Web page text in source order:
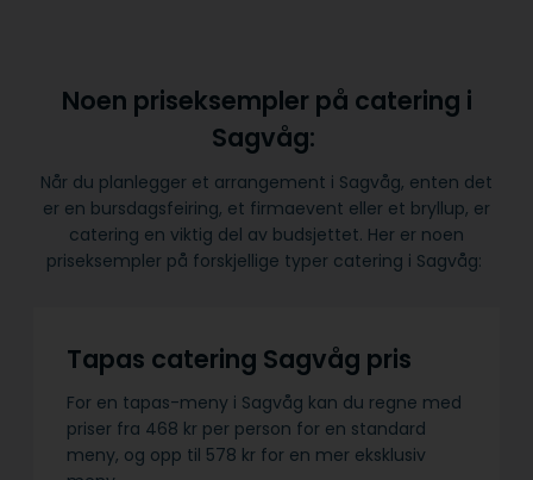
Noen priseksempler på catering i
Sagvåg:
Når du planlegger et arrangement i Sagvåg, enten det
er en bursdagsfeiring, et firmaevent eller et bryllup, er
catering en viktig del av budsjettet. Her er noen
priseksempler på forskjellige typer catering i Sagvåg:
Tapas catering Sagvåg pris
For en tapas-meny i Sagvåg kan du regne med
priser fra 468 kr per person for en standard
meny, og opp til 578 kr for en mer eksklusiv